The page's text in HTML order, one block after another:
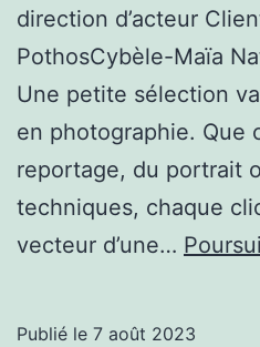
direction d’acteur
PothosCybèle-Maïa
Une petite sélection
en photographie. Que
reportage, du portrait
techniques, chaque
vecteur d’une…
Publié le 7 août 2023